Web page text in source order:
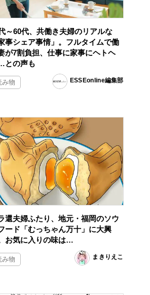
～60代、共働き夫婦のリアルな
家事シェア事情」。フルタイムで働
が7割負担、仕事に家事にヘトヘ
との声も
み物 ESSEonline編集部
還夫婦ふたり、地元・福岡のソウ
ード「むっちゃん万十」に大興
お気に入りの味は…
み物 まきりえこ